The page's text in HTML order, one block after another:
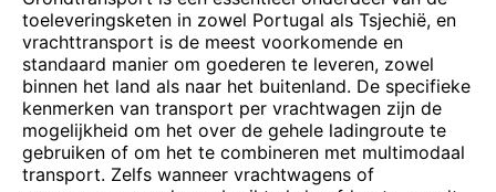
toeleveringsketen in zowel Portugal als Tsjechië, en
vrachttransport is de meest voorkomende en
standaard manier om goederen te leveren, zowel
binnen het land als naar het buitenland. De specifieke
kenmerken van transport per vrachtwagen zijn de
mogelijkheid om het over de gehele ladingroute te
gebruiken of om het te combineren met multimodaal
transport. Zelfs wanneer vrachtwagens of